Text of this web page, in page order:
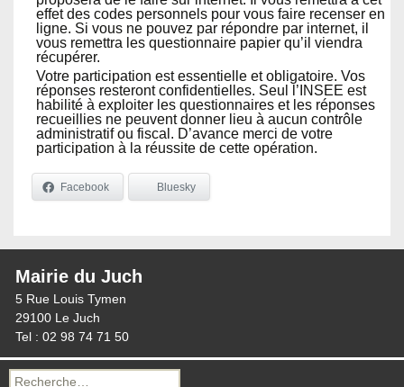
effet des codes personnels pour vous faire recenser en
ligne. Si vous ne pouvez par répondre par internet, il
vous remettra les questionnaire papier qu’il viendra
récupérer.
Votre participation est essentielle et obligatoire. Vos
réponses resteront confidentielles. Seul l’INSEE est
habilité à exploiter les questionnaires et les réponses
recueillies ne peuvent donner lieu à aucun contrôle
administratif ou fiscal. D’avance merci de votre
participation à la réussite de cette opération.
Facebook Bluesky
Mairie du Juch
5 Rue Louis Tymen
29100 Le Juch
Tel : 02 98 74 71 50
Recherche